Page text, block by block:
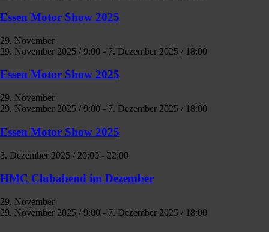
Essen Motor Show 2025
29. November
29. November 2025 / 9:00 - 7. Dezember 2025 / 18:00
Essen Motor Show 2025
29. November
29. November 2025 / 9:00 - 7. Dezember 2025 / 18:00
Essen Motor Show 2025
3. Dezember 2025 / 20:00 - 22:00
HMC Clubabend im Dezember
29. November
29. November 2025 / 9:00 - 7. Dezember 2025 / 18:00